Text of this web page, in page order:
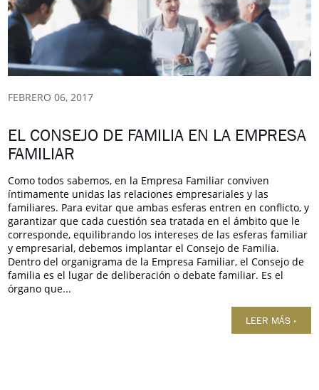
FEBRERO 06, 2017
EL CONSEJO DE FAMILIA EN LA EMPRESA
FAMILIAR
Como todos sabemos, en la Empresa Familiar conviven
íntimamente unidas las relaciones empresariales y las
familiares. Para evitar que ambas esferas entren en conflicto, y
garantizar que cada cuestión sea tratada en el ámbito que le
corresponde, equilibrando los intereses de las esferas familiar
y empresarial, debemos implantar el Consejo de Familia.
Dentro del organigrama de la Empresa Familiar, el Consejo de
familia es el lugar de deliberación o debate familiar. Es el
órgano que...
LEER MÁS »